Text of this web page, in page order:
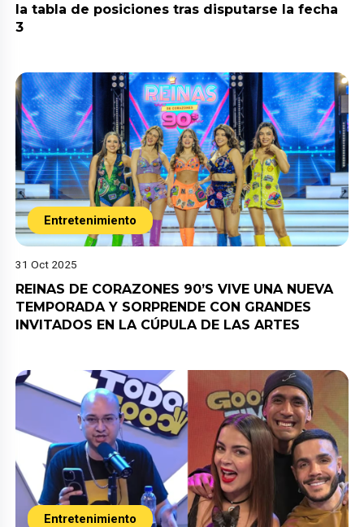
la tabla de posiciones tras disputarse la fecha
3
Entretenimiento
31 Oct 2025
REINAS DE CORAZONES 90’S VIVE UNA NUEVA
TEMPORADA Y SORPRENDE CON GRANDES
INVITADOS EN LA CÚPULA DE LAS ARTES
Entretenimiento